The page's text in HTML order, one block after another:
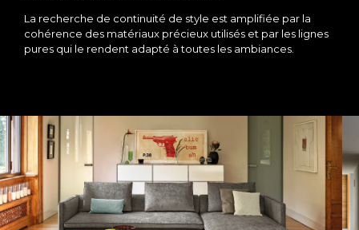
La recherche de continuité de style est amplifiée par la
cohérence des matériaux précieux utilisés et par les lignes
pures qui le rendent adapté à toutes les ambiances.